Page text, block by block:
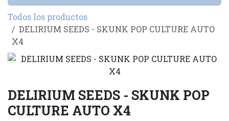
Todos los productos
DELIRIUM SEEDS - SKUNK POP CULTURE AUTO
X4
DELIRIUM SEEDS - SKUNK POP
CULTURE AUTO X4